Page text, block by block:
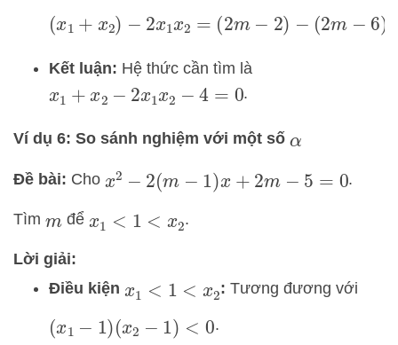
( x1 +x2 )− 2x1x2 =( 2m− 2) −(2m −6)=4
Kết luận: Hệ thức cần tìm là
x1 +x2− 2x1x2− 4= 0 .
Ví dụ 6: So sánh nghiệm với một số α
Đề bài: Cho x2 −2(m− 1) x+2m−5=0 .
Tìm mđể x1 <1 < x2 .
Lời giải:
Điều kiện x1 <1 < x2 : Tương đương với
(x1 −1 )(x2− 1) <0 .